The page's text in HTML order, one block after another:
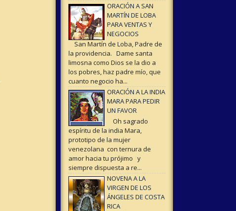
ORACIÓN A SAN
MARTÍN DE LOBA
PARA VENTAS Y
NEGOCIOS
San Martín de Loba, Padre de
la providencia. Dame santa
limosna como Dios se la dio a
los pobres, haz padre mío, que
cuanto negocio ha...
ORACIÓN A LA INDIA
MARA PARA PEDIR
UN FAVOR
Oh sagrado
espíritu de la india Mara,
prototipo de la mujer
venezolana con ternura de
amor hacia tu prójimo y
siempre dispuesta a re...
NOVENA A LA
VIRGEN DE LOS
ÁNGELES DE COSTA
RICA